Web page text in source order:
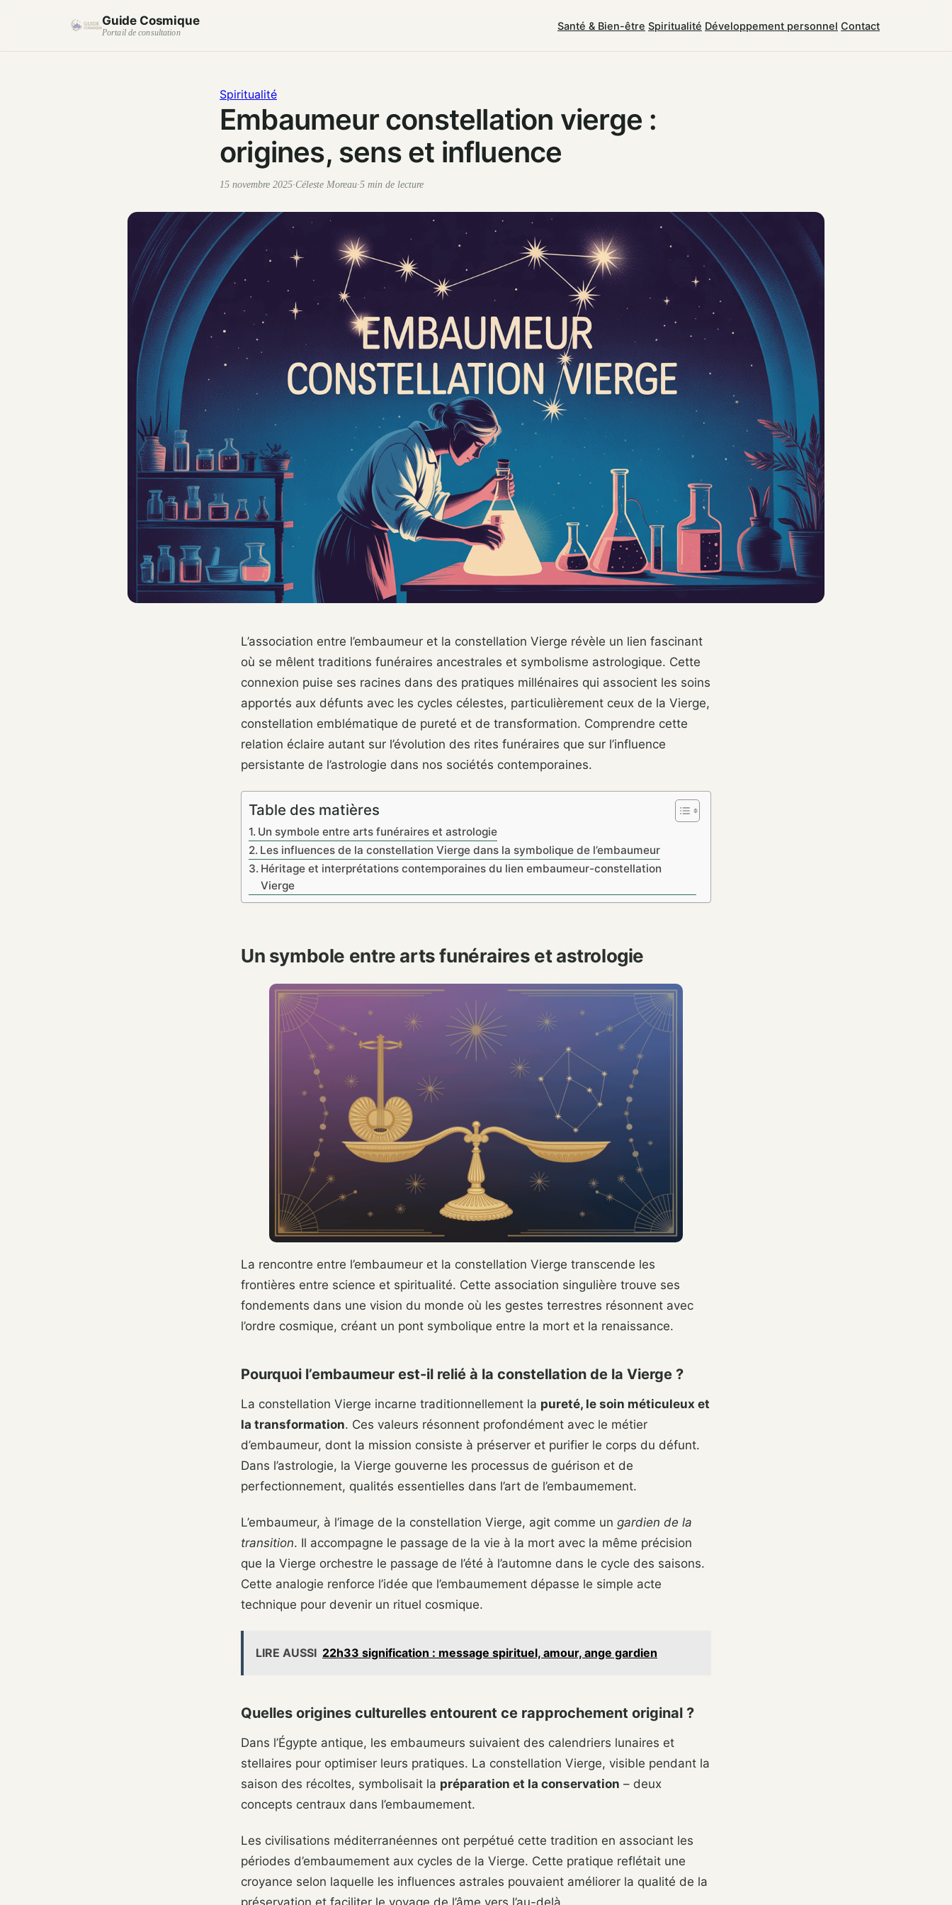
Guide Cosmique
Portail de consultation
Santé & Bien-être Spiritualité Développement personnel Contact
Spiritualité
Embaumeur constellation vierge :
origines, sens et influence
15 novembre 2025·Céleste Moreau·5 min de lecture
L’association entre l’embaumeur et la constellation Vierge révèle un lien fascinant
où se mêlent traditions funéraires ancestrales et symbolisme astrologique. Cette
connexion puise ses racines dans des pratiques millénaires qui associent les soins
apportés aux défunts avec les cycles célestes, particulièrement ceux de la Vierge,
constellation emblématique de pureté et de transformation. Comprendre cette
relation éclaire autant sur l’évolution des rites funéraires que sur l’influence
persistante de l’astrologie dans nos sociétés contemporaines.
Table des matières
Un symbole entre arts funéraires et astrologie
Les influences de la constellation Vierge dans la symbolique de l’embaumeur
Héritage et interprétations contemporaines du lien embaumeur-constellation
Vierge
Un symbole entre arts funéraires et astrologie
La rencontre entre l’embaumeur et la constellation Vierge transcende les
frontières entre science et spiritualité. Cette association singulière trouve ses
fondements dans une vision du monde où les gestes terrestres résonnent avec
l’ordre cosmique, créant un pont symbolique entre la mort et la renaissance.
Pourquoi l’embaumeur est-il relié à la constellation de la Vierge ?
La constellation Vierge incarne traditionnellement la pureté, le soin méticuleux et
la transformation. Ces valeurs résonnent profondément avec le métier
d’embaumeur, dont la mission consiste à préserver et purifier le corps du défunt.
Dans l’astrologie, la Vierge gouverne les processus de guérison et de
perfectionnement, qualités essentielles dans l’art de l’embaumement.
L’embaumeur, à l’image de la constellation Vierge, agit comme un gardien de la
transition. Il accompagne le passage de la vie à la mort avec la même précision
que la Vierge orchestre le passage de l’été à l’automne dans le cycle des saisons.
Cette analogie renforce l’idée que l’embaumement dépasse le simple acte
technique pour devenir un rituel cosmique.
LIRE AUSSI 22h33 signification : message spirituel, amour, ange gardien
Quelles origines culturelles entourent ce rapprochement original ?
Dans l’Égypte antique, les embaumeurs suivaient des calendriers lunaires et
stellaires pour optimiser leurs pratiques. La constellation Vierge, visible pendant la
saison des récoltes, symbolisait la préparation et la conservation – deux
concepts centraux dans l’embaumement.
Les civilisations méditerranéennes ont perpétué cette tradition en associant les
périodes d’embaumement aux cycles de la Vierge. Cette pratique reflétait une
croyance selon laquelle les influences astrales pouvaient améliorer la qualité de la